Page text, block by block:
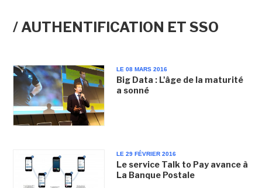
/ AUTHENTIFICATION ET SSO
LE 08 MARS 2016
Big Data : L'âge de la maturité
a sonné
LE 29 FÉVRIER 2016
Le service Talk to Pay avance à
La Banque Postale